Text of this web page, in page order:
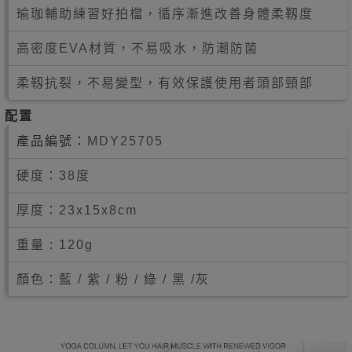
瑜珈輔助練習好拍檔，循序漸進改善身體柔靱度
高密度EVA材質，不易吸水，防潮防菌
柔靱抗裂，不易變型，有效保護使用者頭部頸部
配置
產品編號：
MDY25705
硬度：38度
厚度： 23x15x8cm
重量 : 120g
顏色：藍 / 紫 / 粉 / 綠 / 黑 /灰